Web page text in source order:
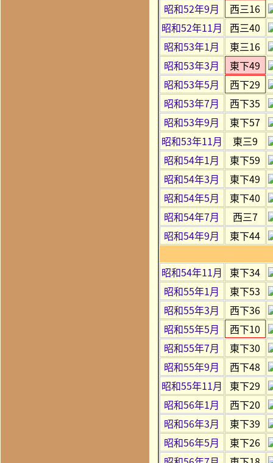
昭和52年9月
西三16
昭和52年11月
西三40
昭和53年1月
東三16
昭和53年3月
東下49
昭和53年5月
西下29
昭和53年7月
西下35
昭和53年9月
東下57
昭和53年11月
東三9
昭和54年1月
東下59
昭和54年3月
東下49
昭和54年5月
東下40
昭和54年7月
西三7
昭和54年9月
東下44
昭和54年11月
東下34
昭和55年1月
東下53
昭和55年3月
西下36
昭和55年5月
西下10
昭和55年7月
東下30
昭和55年9月
西下48
昭和55年11月
東下29
昭和56年1月
西下20
昭和56年3月
東下39
昭和56年5月
東下26